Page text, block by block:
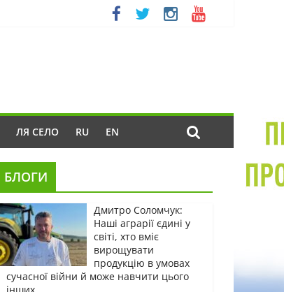
ЛЯ СЕЛО RU EN
БЛОГИ
Дмитро Соломчук:
Наші аграрії єдині у
світі, хто вміє
вирощувати
продукцію в умовах
сучасної війни й може навчити цього